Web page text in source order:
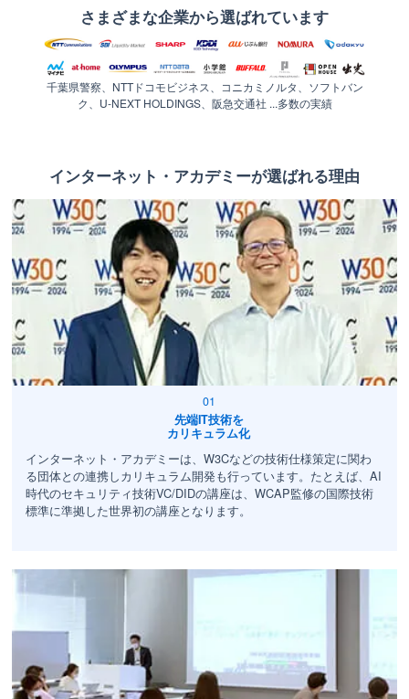
さまざまな企業から選ばれています
千葉県警察、NTTドコモビジネス、コニカミノルタ、ソフトバン
ク、U-NEXT HOLDINGS、阪急交通社 ...多数の実績
インターネット・アカデミーが選ばれる理由
先端IT技術を
カリキュラム化
インターネット・アカデミーは、W3Cなどの技術仕様策定に関わ
る団体との連携しカリキュラム開発も行っています。たとえば、AI
時代のセキュリティ技術VC/DIDの講座は、WCAP監修の国際技術
標準に準拠した世界初の講座となります。